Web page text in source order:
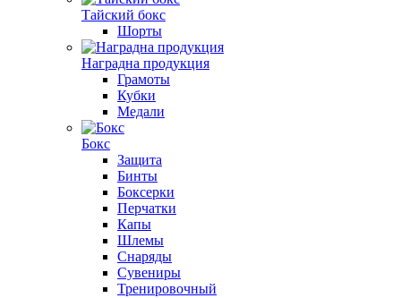
Тайский бокс
Шорты
Наградна продукция
Грамоты
Кубки
Медали
Бокс
Защита
Бинты
Боксерки
Перчатки
Капы
Шлемы
Снаряды
Сувениры
Тренировочный